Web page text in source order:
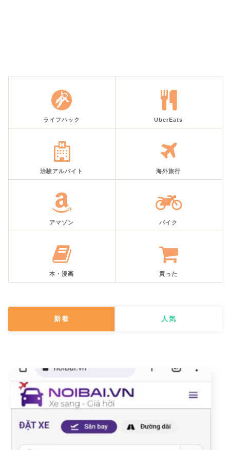
ライフハック UberEats
治験アルバイト 海外旅行
アマゾン バイク
本・漫画 買った
新着 人気